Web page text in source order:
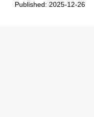
Published: 2025-12-26